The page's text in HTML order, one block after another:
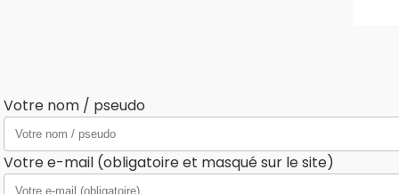
Votre nom / pseudo
Votre e-mail (obligatoire et masqué sur le site)